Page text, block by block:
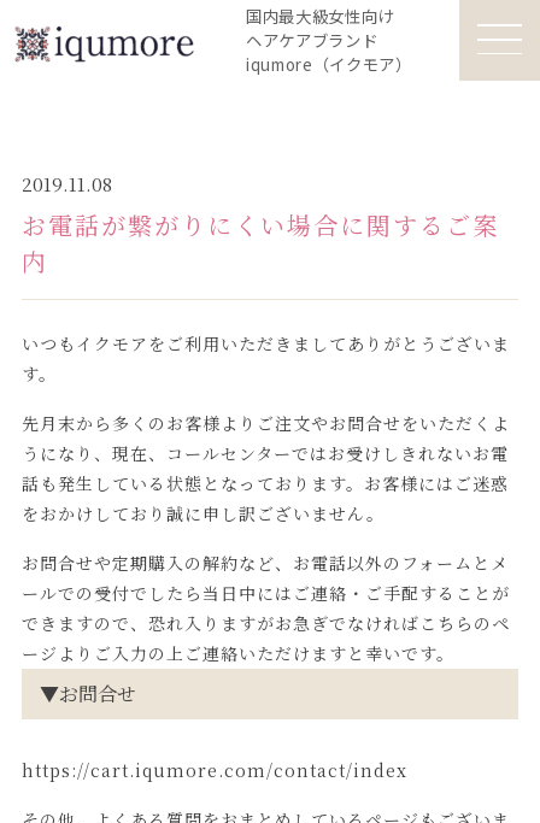
国内最大級女性向け
ヘアケアブランド
iqumore（イクモア）
2019.11.08
お電話が繋がりにくい場合に関するご案
内
いつもイクモアをご利用いただきましてありがとうございま
す。
先月末から多くのお客様よりご注文やお問合せをいただくよ
うになり、現在、コールセンターではお受けしきれないお電
話も発生している状態となっております。お客様にはご迷惑
をおかけしており誠に申し訳ございません。
お問合せや定期購入の解約など、お電話以外のフォームとメ
ールでの受付でしたら当日中にはご連絡・ご手配することが
できますので、恐れ入りますがお急ぎでなければこちらのペ
ージよりご入力の上ご連絡いただけますと幸いです。
▼お問合せ
https://cart.iqumore.com/contact/index